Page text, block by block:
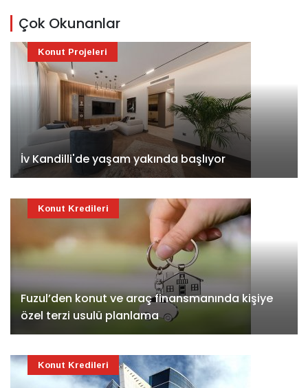
Çok Okunanlar
İv Kandilli'de yaşam yakında başlıyor
Konut Projeleri
Fuzul’den konut ve araç finansmanında kişiye
özel terzi usulü planlama
Konut Kredileri
Konut Kredileri